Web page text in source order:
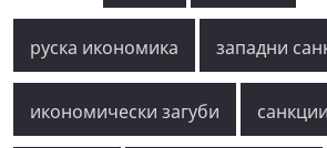
руска икономика западни
икономически загуби